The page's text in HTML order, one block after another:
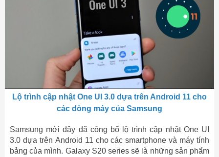
Lộ trình cập nhật One UI 3.0 dựa trên Android 11 cho
các dòng máy của Samsung
Samsung mới đây đã công bố lộ trình cập nhật One UI
3.0 dựa trên Android 11 cho các smartphone và máy tính
bảng của mình. Galaxy S20 series sẽ là những sản phẩm